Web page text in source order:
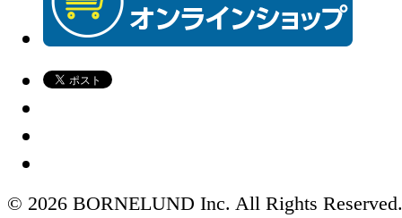
© 2026 BORNELUND Inc. All Rights Reserved.